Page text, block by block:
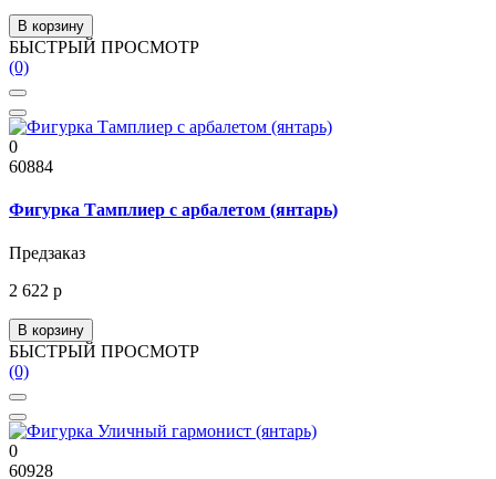
В корзину
БЫСТРЫЙ ПРОСМОТР
(0)
0
60884
Фигурка Тамплиер с арбалетом (янтарь)
Предзаказ
2 622 р
В корзину
БЫСТРЫЙ ПРОСМОТР
(0)
0
60928